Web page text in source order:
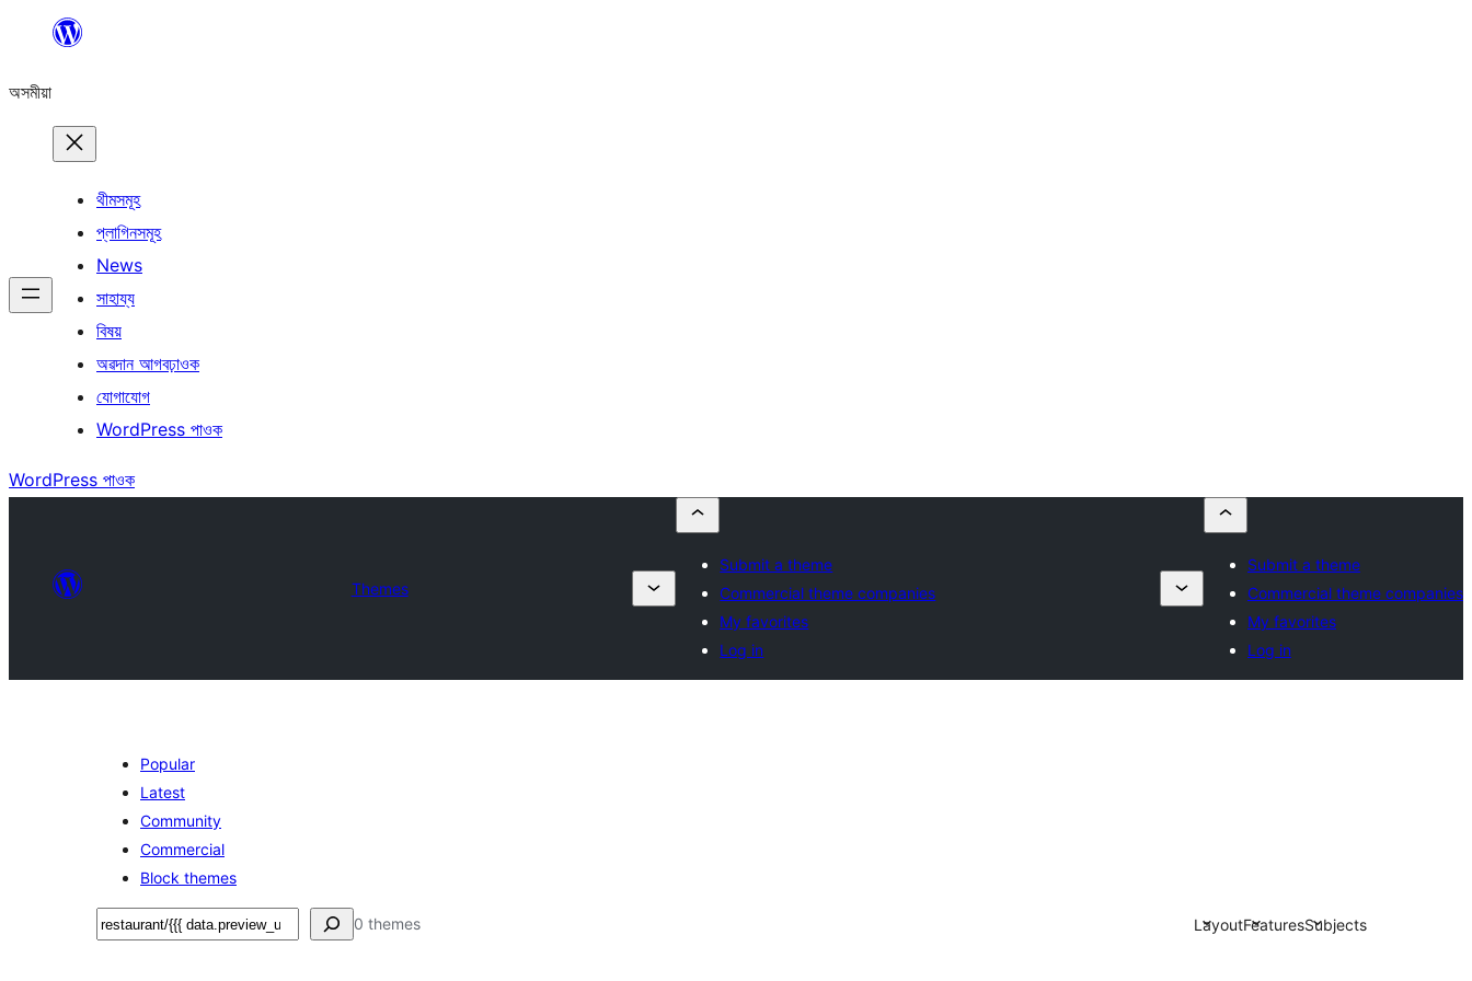
বিষয়বস্তুলৈ
অসমীয়া
থীমসমূহ
প্লাগিনসমূহ
News
সাহায্য
বিষয়
অৱদান আগবঢ়াওক
যোগাযোগ
WordPress পাওক
WordPress পাওক
Themes
Submit a theme
Commercial theme companies
My favorites
Log in
Submit a theme
Commercial theme companies
My favorites
Log in
Popular
Latest
Community
Commercial
Block themes
সন্ধান
0 themes LayoutFeaturesSubjects